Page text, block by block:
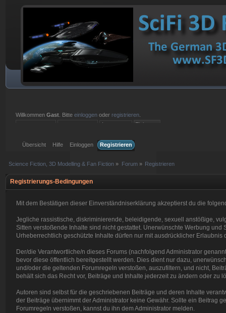
WillkommenGast . Bitteeinloggen oder registrieren
Übersicht
Hilfe Einloggen Registrieren
Science Fiction, 3D Modelling & Fan Fiction » Forum» Registrieren
Registrierungs-Bedingungen
Mit dem Bestätigen dieser Einverständniserklärung akzeptierst du die
Jegliche rassistische, diskriminierende, beleidigende, sexuell anstößige,
Sitten verstoßende Inhalte sind nicht gestattet. Unerwünschte Werbung
Urheberrechtlich geschützte Inhalte dürfen nur mit ausdrücklicher
Der/die Verantwortliche/n dieses Forums (nachfolgend Administrator
bevor diese öffentlich bereitgestellt werden. Dies dient nur dazu,
und/oder die geltenden Forumregeln verstoßen, auszufiltern, und nicht,
behält sich das Recht vor, Beiträge und Inhalte jederzeit zu ändern oder zu
Autoren sind selbst für die geschriebenen Beiträge und deren Inhalte
der Beiträge übernimmt der Administrator keine Gewähr. Sollte ein Beitrag
Forumregeln verstoßen, kannst du ihn dem Administrator melden.